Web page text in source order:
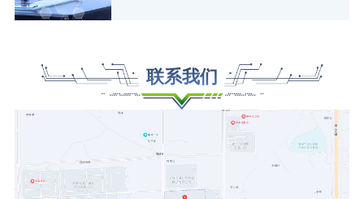
联系我们